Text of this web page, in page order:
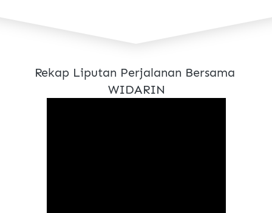
Rekap Liputan Perjalanan Bersama
WIDARIN